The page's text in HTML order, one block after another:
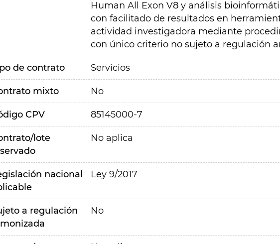
Human All Exon V8 y análisis
con facilitado de resultados en
actividad investigadora mediante
con único criterio no sujeto a regulación
de contrato Servicios
mixto No
CPV 85145000-7
lote
No aplica
nacional
Ley 9/2017
a regulación
No